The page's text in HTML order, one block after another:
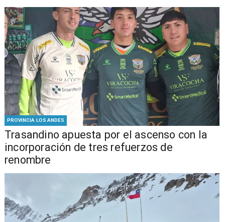
PROVINCIA LOS ANDES
Trasandino apuesta por el ascenso con la
incorporación de tres refuerzos de
renombre